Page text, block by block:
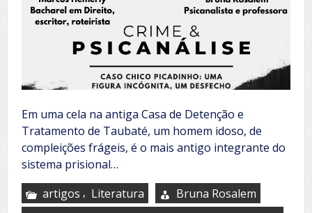
Em uma cela na antiga Casa de Detenção e
Tratamento de Taubaté, um homem idoso, de
compleições frágeis, é o mais antigo integrante do
sistema prisional…
artigos , Literatura
Bruna Rosalem